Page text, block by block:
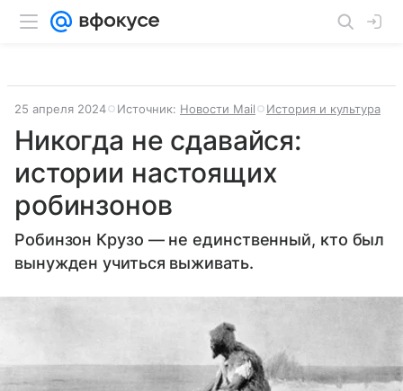
25 апреля 2024 Источник: Новости Mail История и культура
Никогда не сдавайся:
истории настоящих
робинзонов
Робинзон Крузо — не единственный, кто был
вынужден учиться выживать.